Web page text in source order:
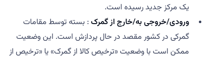
یک مرکز جدید رسیده است.
ورودی/خروجی به/خارج از گمرک: بسته توسط مقامات
گمرکی در کشور مقصد در حال پردازش است. این وضعیت
ممکن است با وضعیت «ترخیص کالا از گمرک» یا «ترخیص از